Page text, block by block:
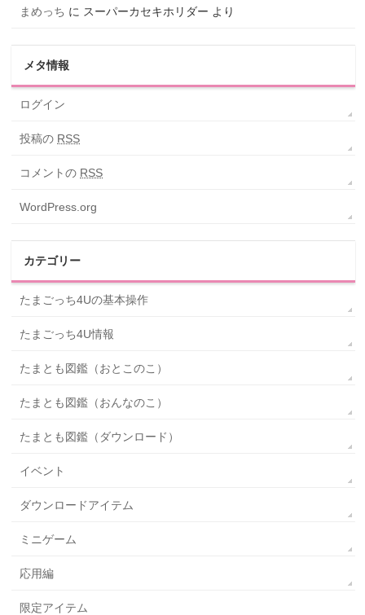
まめっち に スーパーカセキホリダー より
メタ情報
ログイン
投稿の RSS
コメントの RSS
WordPress.org
カテゴリー
たまごっち4Uの基本操作
たまごっち4U情報
たまとも図鑑（おとこのこ）
たまとも図鑑（おんなのこ）
たまとも図鑑（ダウンロード）
イベント
ダウンロードアイテム
ミニゲーム
応用編
限定アイテム